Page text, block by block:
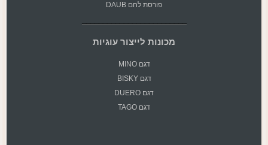
פורסת לחם DAUB
מכונות לייצור עוגיות
דגם MINO
דגם BISKY
דגם DUERO
דגם TAGO